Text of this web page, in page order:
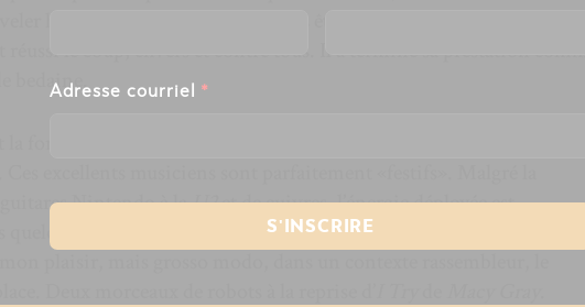
habite
le coup, envers et contre tous. Il a terminé sa prestation comme
bedaine.
la formation
Nintendo à laU2et de cuivres, l’énergie déployée est
moments rappés un peu trop consensuels pour moi sont
plaisir, mais grosso modo, dans un contexte rassembleur, le
Deux morceaux de robots à la reprise d’
Adresse courriel *